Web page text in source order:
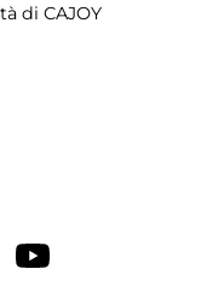
di CAJOY